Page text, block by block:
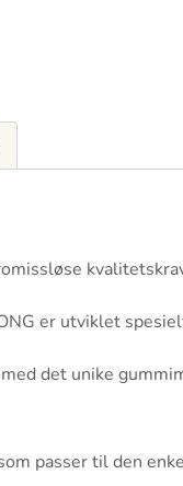
er utviklet
det unike
passer til den